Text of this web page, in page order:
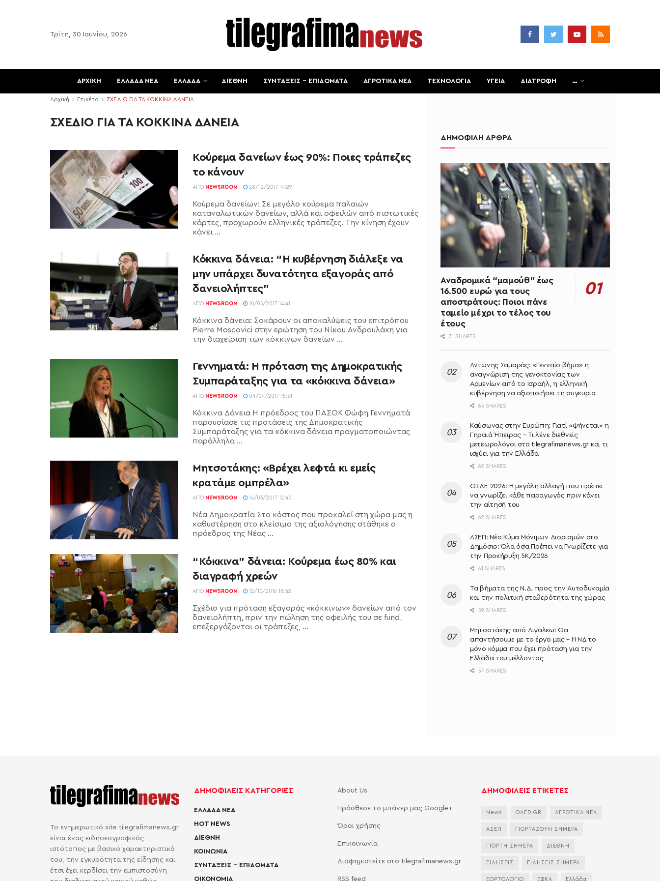
Τρίτη, 30 Ιουνίου, 2026
ΑΡΧΙΚΗ ΕΛΛΑΔΑ ΝΕΑ ΕΛΛΑΔΑ ΔΙΕΘΝΗ ΣΥΝΤΑΞΕΙΣ – ΕΠΙΔΟΜΑΤΑ ΑΓΡΟΤΙΚΑ ΝΕΑ ΤΕΧΝΟΛΟΓΙΑ ΥΓΕΙΑ ΔΙΑΤΡΟΦΗ …
Αρχική Ετικέτα ΣΧΕΔΙΟ ΓΙΑ ΤΑ ΚΟΚΚΙΝΑ ΔΑΝΕΙΑ
ΣΧΕΔΙΟ ΓΙΑ ΤΑ ΚΟΚΚΙΝΑ ΔΑΝΕΙΑ
Κούρεμα δανείων έως 90%: Ποιες τράπεζες
το κάνουν
ΑΠΌ NEWSROOM 28/12/2017 14:29
Κούρεμα δανείων: Σε μεγάλο κούρεμα παλαιών
καταναλωτικών δανείων, αλλά και οφειλών από πιστωτικές
κάρτες, προχωρούν ελληνικές τράπεζες. Την κίνηση έχουν
κάνει ...
Κόκκινα δάνεια: “Η κυβέρνηση διάλεξε να
μην υπάρχει δυνατότητα εξαγοράς από
δανειολήπτες”
ΑΠΌ NEWSROOM 10/05/2017 14:41
Κόκκινα δάνεια: Σοκάρουν οι αποκαλύψεις του επιτρόπου
Pierre Moscovici στην ερώτηση του Νίκου Ανδρουλάκη για
την διαχείριση των κόκκινων δανείων ...
Γεννηματά: Η πρόταση της Δημοκρατικής
Συμπαράταξης για τα «κόκκινα δάνεια»
ΑΠΌ NEWSROOM 04/04/2017 15:51
Κόκκινα Δάνεια Η πρόεδρος του ΠΑΣΟΚ Φώφη Γεννηματά
παρουσίασε τις προτάσεις της Δημοκρατικής
Συμπαράταξης για τα κόκκινα δάνεια πραγματοποιώντας
παράλληλα ...
Μητσοτάκης: «Βρέχει λεφτά κι εμείς
κρατάμε ομπρέλα»
ΑΠΌ NEWSROOM 14/03/2017 12:40
Νέα Δημοκρατία Στο κόστος που προκαλεί στη χώρα μας η
καθυστέρηση στο κλείσιμο της αξιολόγησης στάθηκε ο
πρόεδρος της Νέας ...
“Κόκκινα” δάνεια: Κούρεμα έως 80% και
διαγραφή χρεών
ΑΠΌ NEWSROOM 12/10/2016 18:42
Σχέδιο για πρόταση εξαγοράς «κόκκινων» δανείων από τον
δανειολήπτη, πριν την πώληση της οφειλής του σε fund,
επεξεργάζονται οι τράπεζες, ...
ΔΗΜΟΦΙΛΗ ΑΡΘΡΑ
Αναδρομικά “μαμούθ” έως
16.500 ευρώ για τους
αποστράτους: Ποιοι πάνε
ταμείο μέχρι το τέλος του
έτους
71 SHARES
Αντώνης Σαμαράς: «Γενναίο βήμα» η
αναγνώριση της γενοκτονίας των
Αρμενίων από το Ισραήλ, η ελληνική
κυβέρνηση να αξιοποιήσει τη συγκυρία
65 SHARES
Καύσωνας στην Ευρώπη: Γιατί «ψήνεται» η
Γηραιά Ήπειρος – Τι λένε διεθνείς
μετεωρολόγοι στο tilegrafimanews.gr και τι
ισχύει για την Ελλάδα
62 SHARES
ΟΣΔΕ 2026: Η μεγάλη αλλαγή που πρέπει
να γνωρίζει κάθε παραγωγός πριν κάνει
την αίτησή του
62 SHARES
ΑΣΕΠ: Νέο Κύμα Μόνιμων Διορισμών στο
Δημόσιο: Όλα όσα Πρέπει να Γνωρίζετε για
την Προκήρυξη 5Κ/2026
61 SHARES
Τα βήματα της Ν.Δ. προς την Αυτοδυναμία
και την πολιτική σταθερότητα της χώρας
59 SHARES
Μητσοτάκης από Αιγάλεω: Θα
απαντήσουμε με το έργο μας – Η ΝΔ το
μόνο κόμμα που έχει πρόταση για την
Ελλάδα του μέλλοντος
57 SHARES
Το ενημερωτικό site tilegrafimanews.gr
είναι ένας ειδησεογραφικός
ιστότοπος με βασικό χαρακτηριστικό
του, την εγκυρότητα της είδησης και
έτσι έχει κερδίσει την εμπιστοσύνη
ΔΗΜΟΦΙΛΕΙΣ ΚΑΤΗΓΟΡΙΕΣ
ΕΛΛΑΔΑ ΝΕΑ
HOT NEWS
ΔΙΕΘΝΗ
ΚΟΙΝΩΝΙΑ
ΣΥΝΤΑΞΕΙΣ – ΕΠΙΔΟΜΑΤΑ
ΟΙΚΟΝΟΜΙΑ
About Us
Πρόσθεσε το μπάνερ μας Google+
Όροι χρήσης
Επικοινωνία
Διαφημιστείτε στο tilegrafimanews.gr
RSS feed
ΔΗΜΟΦΙΛΕΙΣ ΕΤΙΚΕΤΕΣ
News OAED.GR ΑΓΡΟΤΙΚΑ ΝΕΑ
ΑΣΕΠ ΓΙΟΡΤΑΖΟΥΝ ΣΗΜΕΡΑ
ΓΙΟΡΤΗ ΣΗΜΕΡΑ ΔΙΕΘΝΗ
ΕΙΔΗΣΕΙΣ ΕΙΔΗΣΕΙΣ ΣΗΜΕΡΑ
ΕΟΡΤΟΛΟΓΙΟ ΕΦΚΑ Ελλάδα